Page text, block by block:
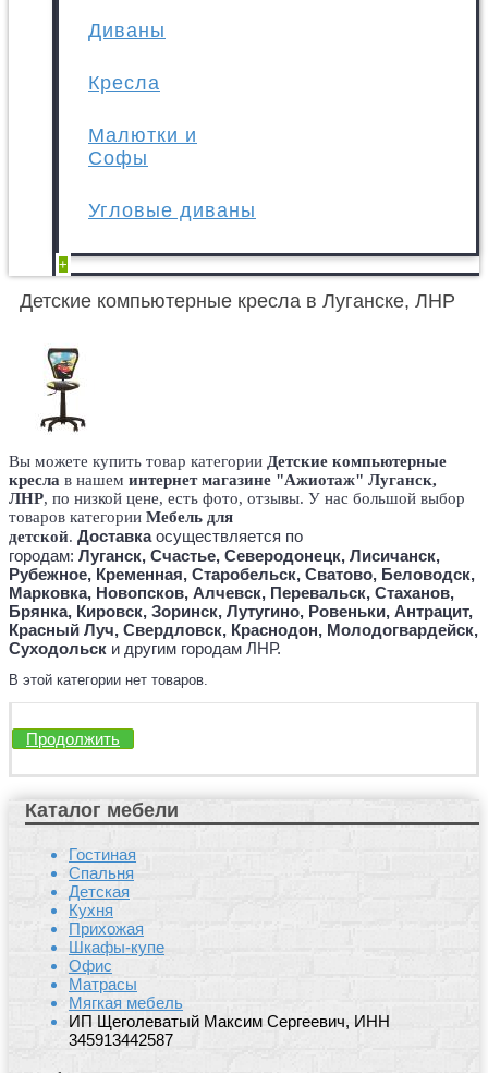
Диваны
Кресла
Малютки и
Софы
Угловые диваны
+
Детские компьютерные кресла в Луганске, ЛНР
Вы можете купить товар категории Детские компьютерные
кресла в нашем интернет магазине "Ажиотаж" Луганск,
ЛНР, по низкой цене, есть фото, отзывы. У нас большой выбор
товаров категории Мебель для
детской. Доставкаосуществляется по
городам: Луганск, Счастье, Северодонецк, Лисичанск,
Рубежное, Кременная, Старобельск, Сватово, Беловодск,
Марковка, Новопсков, Алчевск, Перевальск, Стаханов,
Брянка, Кировск, Зоринск, Лутугино, Ровеньки, Антрацит,
Красный Луч, Свердловск, Краснодон, Молодогвардейск,
Суходольск и другим городам ЛНР.
В этой категории нет товаров.
Продолжить
Каталог мебели
Гостиная
Спальня
Детская
Кухня
Прихожая
Шкафы-купе
Офис
Матрасы
Мягкая мебель
ИП Щеголеватый Максим Сергеевич, ИНН
345913442587